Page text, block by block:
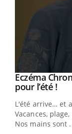
Youtube
Eczéma
pour l’été !
L'été arrive… et
Vacances,
Nos mains sont